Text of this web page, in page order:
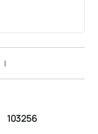
|
103256